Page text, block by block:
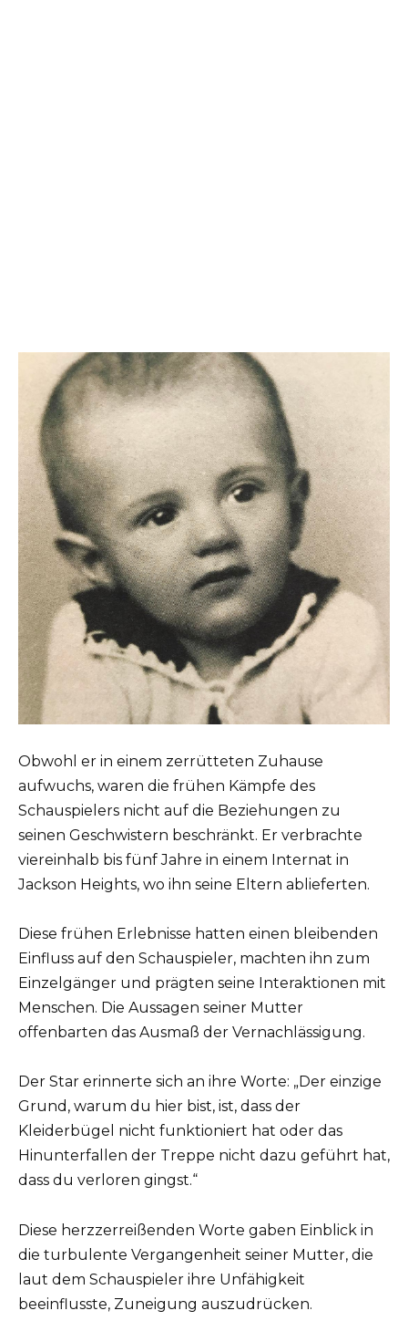
Obwohl er in einem zerrütteten Zuhause
aufwuchs, waren die frühen Kämpfe des
Schauspielers nicht auf die Beziehungen zu
seinen Geschwistern beschränkt. Er verbrachte
viereinhalb bis fünf Jahre in einem Internat in
Jackson Heights, wo ihn seine Eltern ablieferten.
Diese frühen Erlebnisse hatten einen bleibenden
Einfluss auf den Schauspieler, machten ihn zum
Einzelgänger und prägten seine Interaktionen mit
Menschen. Die Aussagen seiner Mutter
offenbarten das Ausmaß der Vernachlässigung.
Der Star erinnerte sich an ihre Worte: „Der einzige
Grund, warum du hier bist, ist, dass der
Kleiderbügel nicht funktioniert hat oder das
Hinunterfallen der Treppe nicht dazu geführt hat,
dass du verloren gingst.“
Diese herzzerreißenden Worte gaben Einblick in
die turbulente Vergangenheit seiner Mutter, die
laut dem Schauspieler ihre Unfähigkeit
beeinflusste, Zuneigung auszudrücken.